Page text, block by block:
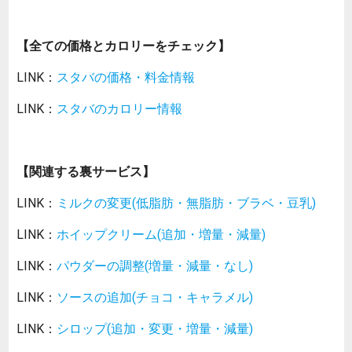
【全ての価格とカロリーをチェック】
LINK： スタバの価格・料金情報
LINK： スタバのカロリー情報
【関連する裏サービス】
LINK： ミルクの変更(低脂肪・無脂肪・ブラベ・豆乳)
LINK： ホイップクリーム(追加・増量・減量)
LINK： パウダーの調整(増量・減量・なし)
LINK： ソースの追加(チョコ・キャラメル)
LINK： シロップ(追加・変更・増量・減量)